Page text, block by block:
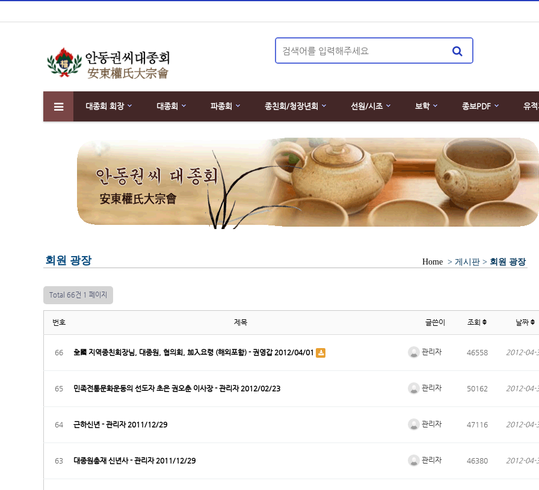
대종회 회장 대종회 파종회 종친회/청장년회 선원/시조 보학 종보PDF 유적
회원 광장 Home > 게시판 > 회원 광장
Total 66건 1 페이지
번호 제목 글쓴이 조회 날짜
66 全國 지역종친회장님, 대종원, 협의회, 加入요령 (해외포함) - 권영갑 2012/04/01 관리자 46558 2012-04-
65 민족전통문화운동의 선도자 초은 권오춘 이사장 - 관리자 2012/02/23 관리자 50162 2012-04-
64 근하신년 - 관리자 2011/12/29 관리자 47116 2012-04-
63 대종원총재 신년사 - 관리자 2011/12/29 관리자 46380 2012-04-